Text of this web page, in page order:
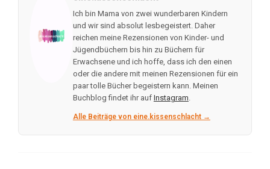
Ich bin Mama von zwei wunderbaren Kindern
und wir sind absolut lesbegeistert. Daher
reichen meine Rezensionen von Kinder- und
Jügendbüchern bis hin zu Büchern für
Erwachsene und ich hoffe, dass ich den einen
oder die andere mit meinen Rezensionen für ein
paar tolle Bücher begeistern kann. Meinen
Buchblog findet ihr auf Instagram.
Alle Beiträge von eine.kissenschlacht →